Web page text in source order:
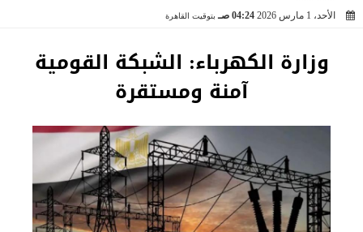
الأحد، 1 مارس 2026
04:24 صـ بتوقيت القاهرة
وزارة الكهرباء: الشبكة القومية
آمنة ومستقرة